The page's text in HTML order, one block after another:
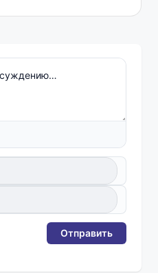
Отправить